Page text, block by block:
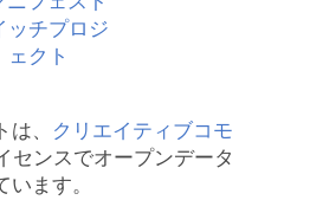
、
クリエイティブコモ
センスでオープンデータ
います。